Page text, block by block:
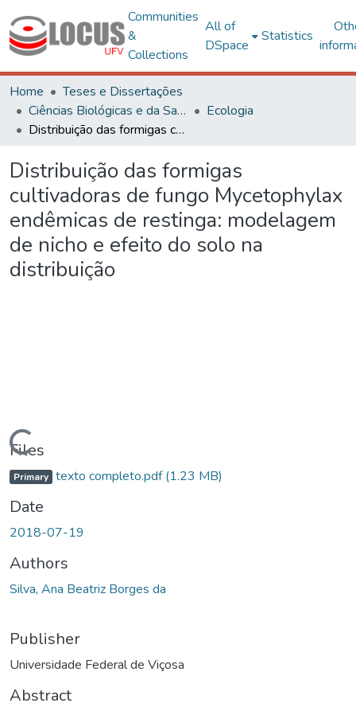
Communities
&
Collections
All of
DSpace
Statistics
Home
Teses e Dissertações
Ciências Biológicas e da Saúde
Ecologia
Distribuição das formigas cultivadoras de fungo Mycetophylax endêmicas de restinga: modelagem de nicho e efeito do solo na distribuição
Distribuição das formigas
cultivadoras de fungo Mycetophylax
endêmicas de restinga: modelagem
de nicho e efeito do solo na
distribuição
Files
Primary texto completo.pdf(1.23 MB)
Date
2018-07-19
Authors
Silva, Ana Beatriz Borges da
Publisher
Universidade Federal de Viçosa
Abstract